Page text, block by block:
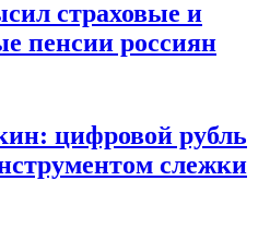
страховые и
пенсии россиян
цифровой рубль
слежки